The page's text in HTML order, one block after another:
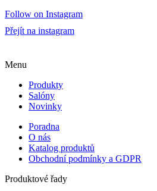
Follow on Instagram
Přejít na instagram
Menu
Produkty
Salóny
Novinky
Poradna
O nás
Katalog produktů
Obchodní podmínky a GDPR
Produktové řady